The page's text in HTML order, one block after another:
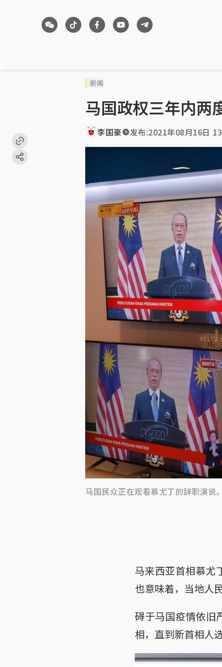
新闻
马国政权三年内
李国豪 发布:2021年08月16日
马国民众正在观看慕尤丁的辞职演说
马来西亚首相慕尤
也意味着，当地人
碍于马国疫情依旧
相，直到新首相人